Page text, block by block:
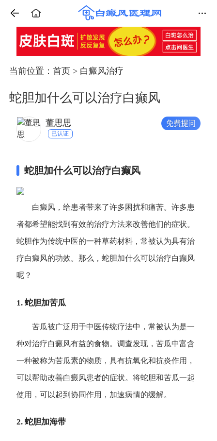
当前位置：首页 > 白癜风治疗
蛇胆加什么可以治疗白癫风
董思思
已认证
蛇胆加什么可以治疗白癫风
白癜风，给患者带来了许多困扰和痛苦。许多患
者都希望能找到有效的治疗方法来改善他们的症状。
蛇胆作为传统中医的一种草药材料，常被认为具有治
疗白癜风的功效。那么，蛇胆加什么可以治疗白癫风
呢？
1. 蛇胆加苦瓜
苦瓜被广泛用于中医传统疗法中，常被认为是一
种对治疗白癜风有益的食物。调查发现，苦瓜中富含
一种被称为苦瓜素的物质，具有抗氧化和抗炎作用，
可以帮助改善白癜风患者的症状。将蛇胆和苦瓜一起
使用，可以起到协同作用，加速病情的缓解。
2. 蛇胆加海带